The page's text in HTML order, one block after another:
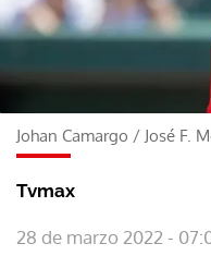
Johan Camargo / José F.
Tvmax
28 de marzo 2022 -